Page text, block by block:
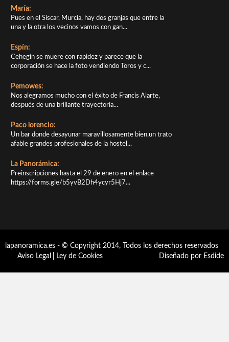
María:
Pues en el Siscar, Murcia, hay dos granjas que entre la
una y la otra los vecinos vamos con gan...
Espín:
Cehegín se muere con rapidez y parece que la
corporación se hace la foto vendiendo Toros y c...
Pemowes:
Nos alegramos mucho con el éxito de Francis Alarte,
después de una brillante trayectoria...
Paco lorencio:
Un bar donde desayunar maravillosamente bien,un trato
afable grandes profesionales de la hostel...
La Panorámica:
Preinscripciones hasta el 29 de enero en el enlace
https://forms.gle/b5yvB2Dh4ycyr5Hj7...
lapanoramica.es - © Copyright 2014, Todos los derechos reservados
Aviso Legal
Ley de Cookies Diseñado por Esdide